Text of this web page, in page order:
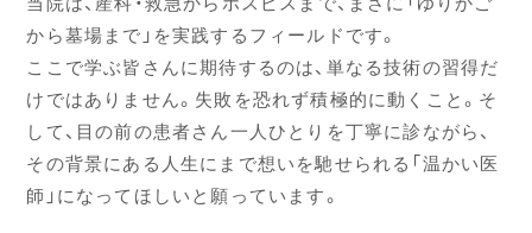
から墓場まで」を実践するフィールドです。
ここで学ぶ皆さんに期待するのは、単なる技術の習得だ
けではありません。失敗を恐れず積極的に動くこと。そ
して、目の前の患者さん一人ひとりを丁寧に診ながら、
その背景にある人生にまで想いを馳せられる「温かい医
師」になってほしいと願っています。